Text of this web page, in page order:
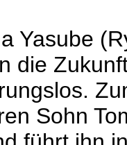
Yasube
die
Sohn